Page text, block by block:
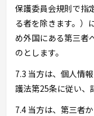
保護委員会規則で指
る者を除きます。）
め外国にある第三者
のとします。
7.3 当方は、個人情
護法第25条に従い、
7.4 当方は、第三者